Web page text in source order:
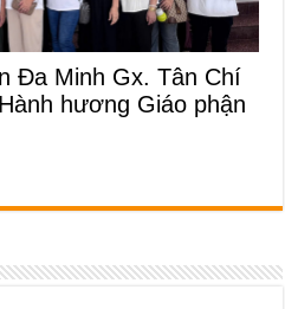
Đa Minh Gx. Tân Chí
hương Giáo phận